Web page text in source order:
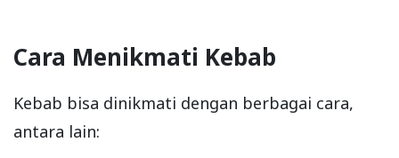
Cara Menikmati Kebab
Kebab bisa dinikmati dengan berbagai cara,
antara lain: